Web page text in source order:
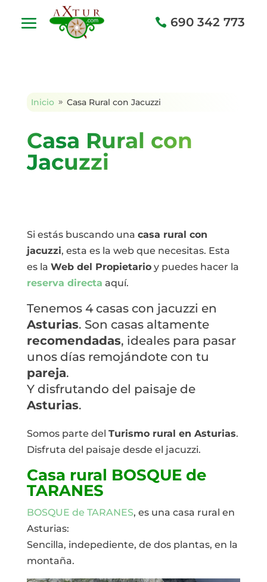
690 342 773
Inicio 9 Casa Rural con Jacuzzi
Casa Rural con
Jacuzzi
Si estás buscando una casa rural con
jacuzzi, esta es la web que necesitas. Esta
es la Web del Propietarioy puedes hacer la
reserva directa aquí.
Tenemos 4 casas con jacuzzi en
Asturias. Son casas altamente
recomendadas, ideales para pasar
unos días remojándote con tu
pareja.
Y disfrutando del paisaje de
Asturias.
Somos parte del Turismo rural en Asturias.
Disfruta del paisaje desde el jacuzzi.
Casa rural BOSQUE de
TARANES
BOSQUE de TARANES, es una casa rural en
Asturias:
Sencilla, indepediente, de dos plantas, en la
montaña.